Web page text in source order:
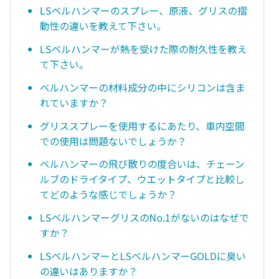
LSベルハンマーのスプレー、原液、グリスの摺
動性の違いを教えて下さい。
LSベルハンマーが熱を受けた際の耐久性を教え
て下さい。
ベルハンマーの材料成分の中にシリコンは含ま
れていますか？
グリススプレーを使用するにあたり、車内空間
での使用は問題ないでしょうか？
ベルハンマーの飛び散りの度合いは、チェーン
ルブのドライタイプ、ウエットタイプと比較し
てどのような感じでしょうか？
LSベルハンマーグリスのNo.1がないのはなぜで
すか？
LSベルハンマーとLSベルハンマーGOLDに臭い
の違いはありますか？